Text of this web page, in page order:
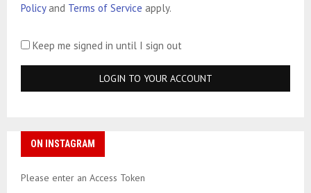
Policyand Terms of Service apply.
Keep me signed in until I sign out
ON INSTAGRAM
Please enter an Access Token